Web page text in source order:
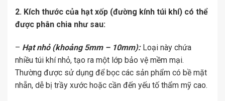
2. Kích thước của hạt xốp (đường kính túi khí) có thể
được phân chia như sau:
– Hạt nhỏ (khoảng 5mm – 10mm):Loại này chứa
nhiều túi khí nhỏ, tạo ra một lớp bảo vệ mềm mại.
Thường được sử dụng để bọc các sản phẩm có bề mặt
nhẵn, dễ bị trầy xước hoặc cần đến yếu tố thẩm mỹ cao.